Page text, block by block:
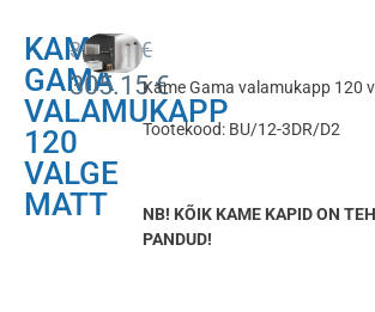
KAME
GAMA
VALAMUKAPP
120
VALGE
MATT
359.00€
305.15€
Kame Gama valamukapp 120
Tootekood: BU/12-3DR/D2
NB! KÕIK KAME KAPID ON
PANDUD!